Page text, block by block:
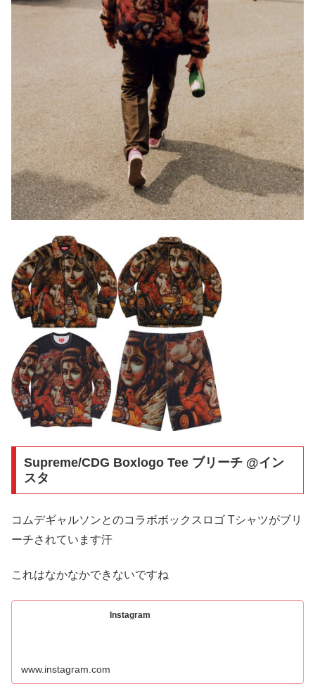
Supreme/CDG Boxlogo Tee ブリーチ @イン
スタ
コムデギャルソンとのコラボボックスロゴ Tシャツがブリ
ーチされています汗
これはなかなかできないですね
Instagram
www.instagram.com